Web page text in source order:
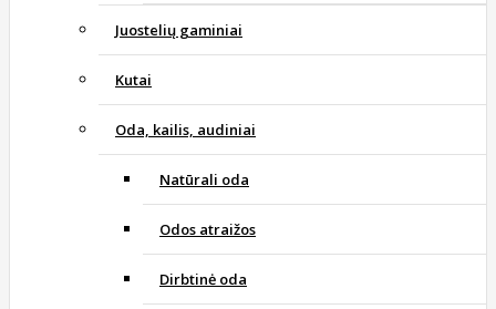
Juostelių gaminiai
Kutai
Oda, kailis, audiniai
Natūrali oda
Odos atraižos
Dirbtinė oda